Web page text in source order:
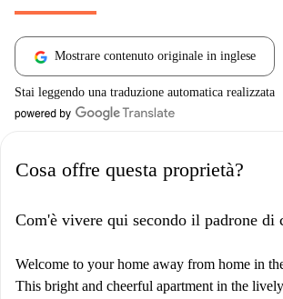
Mostrare contenuto originale in inglese
Stai leggendo una traduzione automatica realizzata
Cosa offre questa proprietà?
Com'è vivere qui secondo il padrone di
Welcome to your home away from home in
This bright and cheerful apartment in the